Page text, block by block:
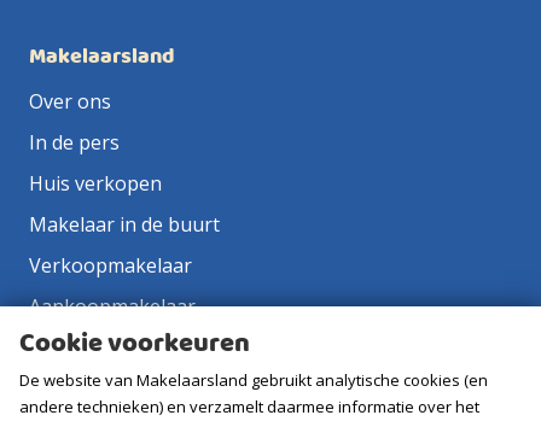
Makelaarsland
Over ons
In de pers
Huis verkopen
Makelaar in de buurt
Verkoopmakelaar
Aankoopmakelaar
Contact
Vacatures
Cookie voorkeuren
De website van Makelaarsland gebruikt analytische cookies (en
andere technieken) en verzamelt daarmee informatie over het